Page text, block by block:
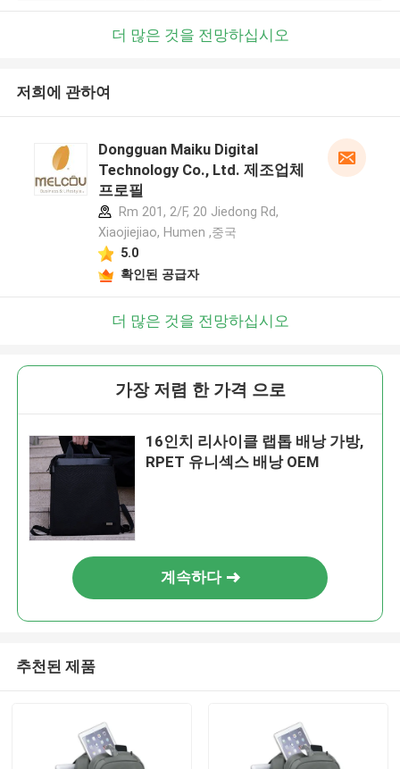
더 많은 것을 전망하십시오
저희에 관하여
Dongguan Maiku Digital
Technology Co., Ltd. 제조업체
프로필
Rm 201, 2/F, 20 Jiedong Rd,
Xiaojiejiao, Humen ,중국
5.0
확인된 공급자
더 많은 것을 전망하십시오
가장 저렴 한 가격 으로
16인치 리사이클 랩톱 배낭 가방,
RPET 유니섹스 배낭 OEM
계속하다
추천된 제품